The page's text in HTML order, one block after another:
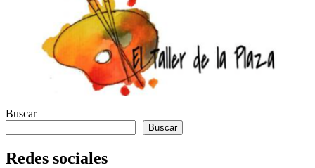
Buscar
Buscar
Redes sociales